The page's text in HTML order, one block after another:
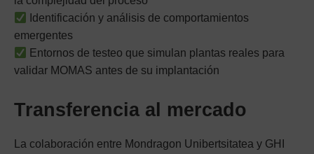
Identificación y análisis de comportamientos
emergentes
Entornos de testeo que simulan plantas reales para
validar MOMAS antes de su implantación
Transferencia al mercado
La colaboración entre Mondragon Unibertsitatea y GHI